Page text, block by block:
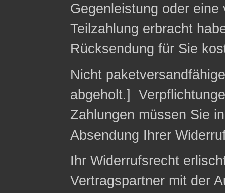
Gegenleistung oder
Teilzahlung erbracht
Rücksendung für Sie
Nicht
abgeholt.]
Zahlungen müssen Sie
Absendung Ihrer
Ihr Widerrufsrecht
Vertragspartner mit der